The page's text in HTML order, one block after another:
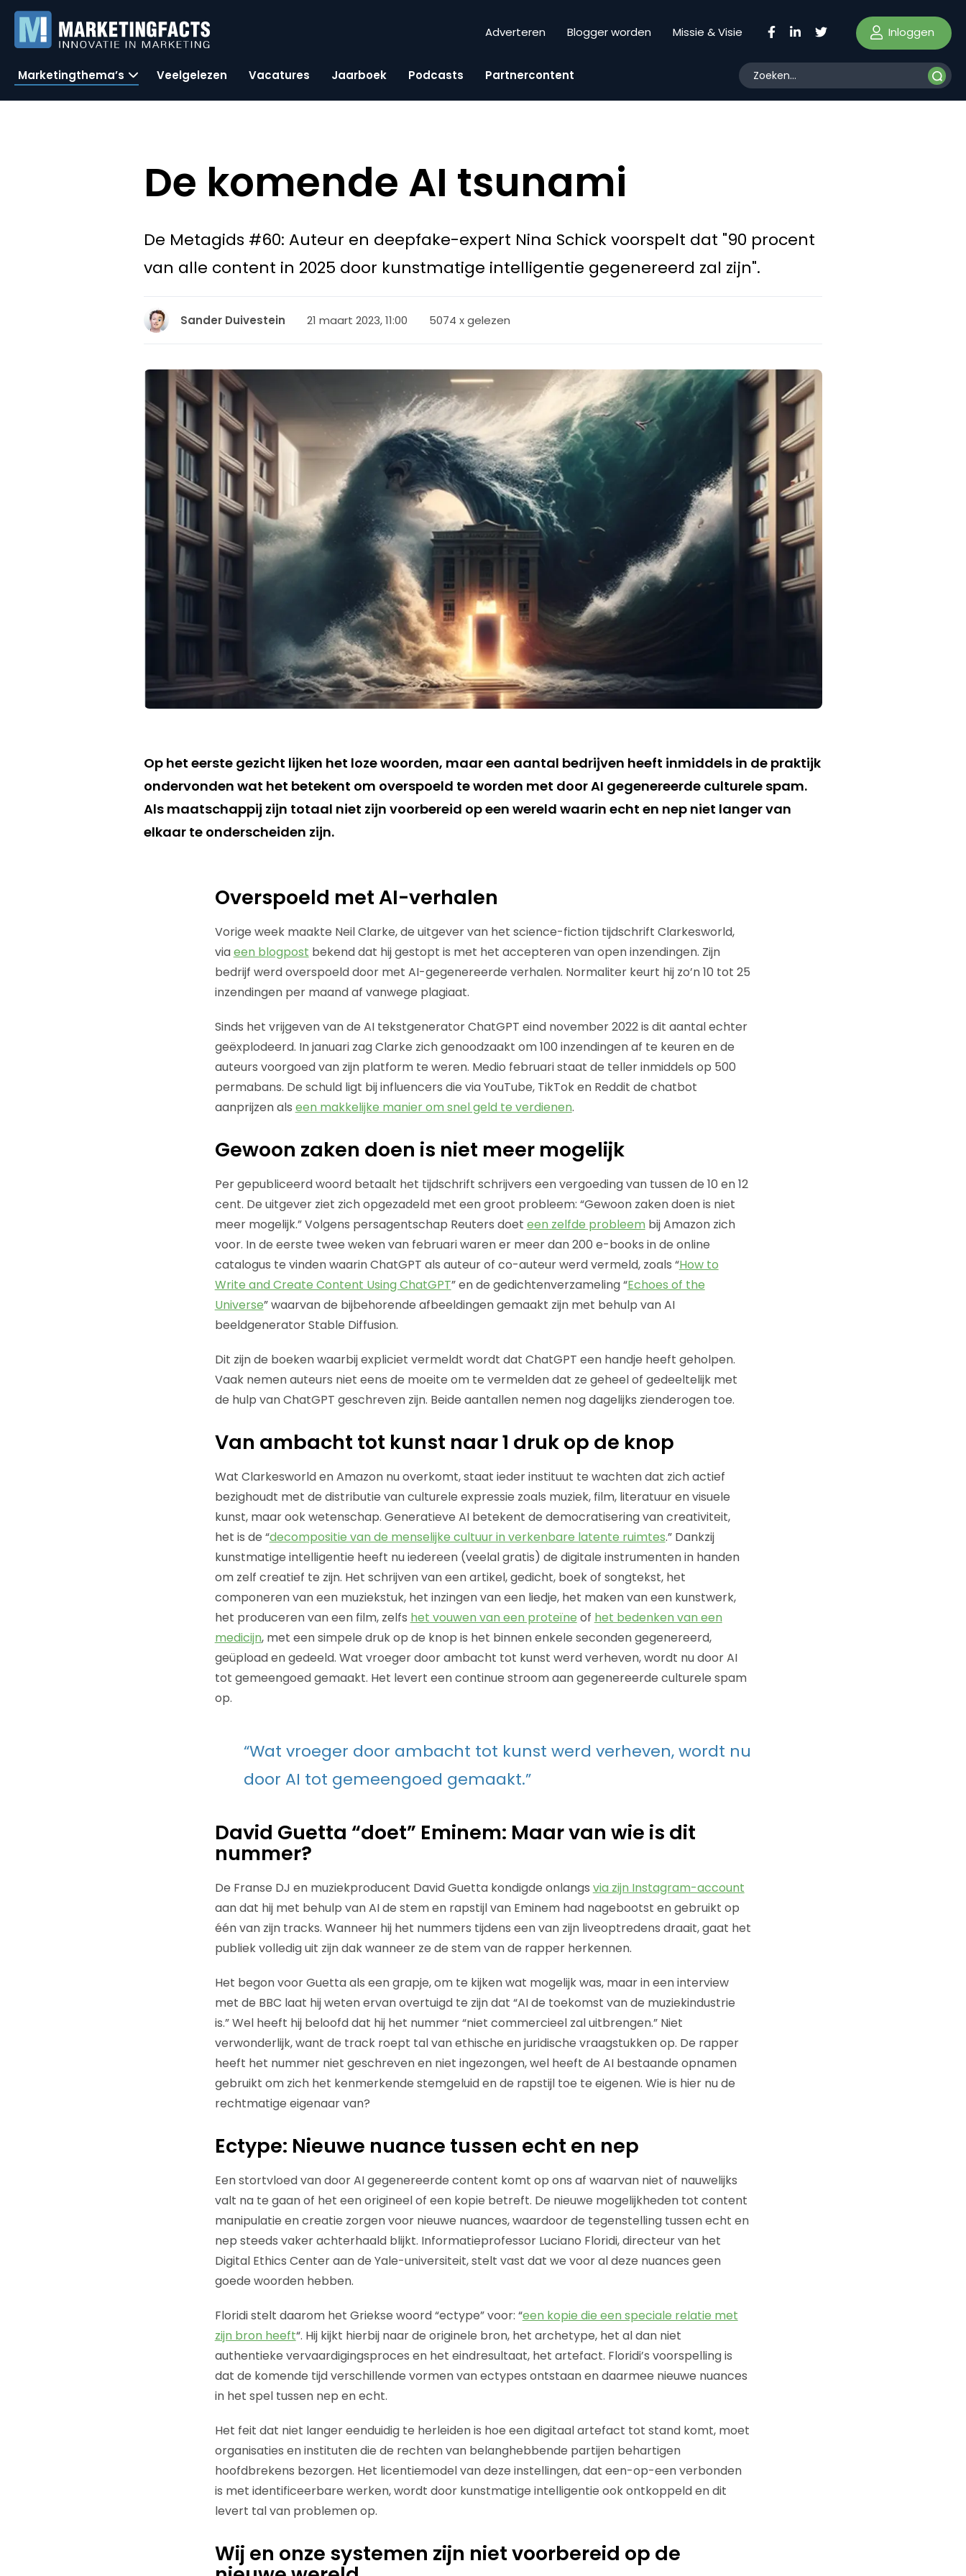
Adverteren Blogger worden Missie & Visie Inloggen
Marketingthema’s Veelgelezen Vacatures Jaarboek Podcasts Partnercontent
De komende AI tsunami
De Metagids #60: Auteur en deepfake-expert Nina Schick voorspelt dat "90 procent
van alle content in 2025 door kunstmatige intelligentie gegenereerd zal zijn".
Sander Duivestein 21 maart 2023, 11:00 5074 x gelezen
Op het eerste gezicht lijken het loze woorden, maar een aantal bedrijven heeft inmiddels in de praktijk
ondervonden wat het betekent om overspoeld te worden met door AI gegenereerde culturele spam.
Als maatschappij zijn totaal niet zijn voorbereid op een wereld waarin echt en nep niet langer van
elkaar te onderscheiden zijn.
Overspoeld met AI-verhalen
Vorige week maakte Neil Clarke, de uitgever van het science-fiction tijdschrift Clarkesworld,
viaeen blogpost bekend dat hij gestopt is met het accepteren van open inzendingen. Zijn
bedrijf werd overspoeld door met AI-gegenereerde verhalen. Normaliter keurt hij zo’n 10 tot 25
inzendingen per maand af vanwege plagiaat.
Sinds het vrijgeven van de AI tekstgenerator ChatGPT eind november 2022 is dit aantal echter
geëxplodeerd. In januari zag Clarke zich genoodzaakt om 100 inzendingen af te keuren en de
auteurs voorgoed van zijn platform te weren. Medio februari staat de teller inmiddels op 500
permabans. De schuld ligt bij influencers die via YouTube, TikTok en Reddit de chatbot
aanprijzen als een makkelijke manier om snel geld te verdienen.
Gewoon zaken doen is niet meer mogelijk
Per gepubliceerd woord betaalt het tijdschrift schrijvers een vergoeding van tussen de 10 en 12
cent. De uitgever ziet zich opgezadeld met een groot probleem: “Gewoon zaken doen is niet
meer mogelijk.” Volgens persagentschap Reuters doet een zelfde probleem bij Amazon zich
voor. In de eerste twee weken van februari waren er meer dan 200 e-books in de online
catalogus te vinden waarin ChatGPT als auteur of co-auteur werd vermeld, zoals “How to
Write and Create Content Using ChatGPT” en de gedichtenverzameling “Echoes of the
Universe” waarvan de bijbehorende afbeeldingen gemaakt zijn met behulp van AI
beeldgenerator Stable Diffusion.
Dit zijn de boeken waarbij expliciet vermeldt wordt dat ChatGPT een handje heeft geholpen.
Vaak nemen auteurs niet eens de moeite om te vermelden dat ze geheel of gedeeltelijk met
de hulp van ChatGPT geschreven zijn. Beide aantallen nemen nog dagelijks zienderogen toe.
Van ambacht tot kunst naar 1 druk op de knop
Wat Clarkesworld en Amazon nu overkomt, staat ieder instituut te wachten dat zich actief
bezighoudt met de distributie van culturele expressie zoals muziek, film, literatuur en visuele
kunst, maar ook wetenschap. Generatieve AI betekent de democratisering van creativiteit,
het is de “decompositie van de menselijke cultuur in verkenbare latente ruimtes.” Dankzij
kunstmatige intelligentie heeft nu iedereen (veelal gratis) de digitale instrumenten in handen
om zelf creatief te zijn. Het schrijven van een artikel, gedicht, boek of songtekst, het
componeren van een muziekstuk, het inzingen van een liedje, het maken van een kunstwerk,
het produceren van een film, zelfs het vouwen van een proteïne of het bedenken van een
medicijn, met een simpele druk op de knop is het binnen enkele seconden gegenereerd,
geüpload en gedeeld. Wat vroeger door ambacht tot kunst werd verheven, wordt nu door AI
tot gemeengoed gemaakt. Het levert een continue stroom aan gegenereerde culturele spam
op.
“Wat vroeger door ambacht tot kunst werd verheven, wordt nu
door AI tot gemeengoed gemaakt.”
David Guetta “doet” Eminem: Maar van wie is dit
nummer?
De Franse DJ en muziekproducent David Guetta kondigde onlangs via zijn Instagram-account
aan dat hij met behulp van AI de stem en rapstijl van Eminem had nagebootst en gebruikt op
één van zijn tracks. Wanneer hij het nummers tijdens een van zijn liveoptredens draait, gaat het
publiek volledig uit zijn dak wanneer ze de stem van de rapper herkennen.
Het begon voor Guetta als een grapje, om te kijken wat mogelijk was, maar in een interview
met de BBC laat hij weten ervan overtuigd te zijn dat “AI de toekomst van de muziekindustrie
is.” Wel heeft hij beloofd dat hij het nummer “niet commercieel zal uitbrengen.” Niet
verwonderlijk, want de track roept tal van ethische en juridische vraagstukken op. De rapper
heeft het nummer niet geschreven en niet ingezongen, wel heeft de AI bestaande opnamen
gebruikt om zich het kenmerkende stemgeluid en de rapstijl toe te eigenen. Wie is hier nu de
rechtmatige eigenaar van?
Ectype: Nieuwe nuance tussen echt en nep
Een stortvloed van door AI gegenereerde content komt op ons af waarvan niet of nauwelijks
valt na te gaan of het een origineel of een kopie betreft. De nieuwe mogelijkheden tot content
manipulatie en creatie zorgen voor nieuwe nuances, waardoor de tegenstelling tussen echt en
nep steeds vaker achterhaald blijkt. Informatieprofessor Luciano Floridi, directeur van het
Digital Ethics Center aan de Yale-universiteit, stelt vast dat we voor al deze nuances geen
goede woorden hebben.
Floridi stelt daarom het Griekse woord “ectype” voor: “een kopie die een speciale relatie met
zijn bron heeft“. Hij kijkt hierbij naar de originele bron, het archetype, het al dan niet
authentieke vervaardigingsproces en het eindresultaat, het artefact. Floridi’s voorspelling is
dat de komende tijd verschillende vormen van ectypes ontstaan en daarmee nieuwe nuances
in het spel tussen nep en echt.
Het feit dat niet langer eenduidig te herleiden is hoe een digitaal artefact tot stand komt, moet
organisaties en instituten die de rechten van belanghebbende partijen behartigen
hoofdbrekens bezorgen. Het licentiemodel van deze instellingen, dat een-op-een verbonden
is met identificeerbare werken, wordt door kunstmatige intelligentie ook ontkoppeld en dit
levert tal van problemen op.
Wij en onze systemen zijn niet voorbereid op de